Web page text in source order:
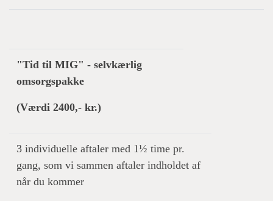
"Tid til MIG" - selvkærlig
omsorgspakke
(Værdi 2400,- kr.)
3 individuelle aftaler med 1½ time pr.
gang, som vi sammen aftaler indholdet af
når du kommer